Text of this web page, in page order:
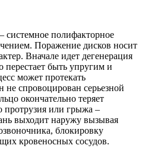
системное полифакторное
Поражение дисков носит
Вначале идет дегенерация
перестает быть упругим и
может протекать
не спровоцирован серьезной
окончательно теряет
протрузия или грыжа –
выходит наружу вызывая
блокировку
кровеносных сосудов.